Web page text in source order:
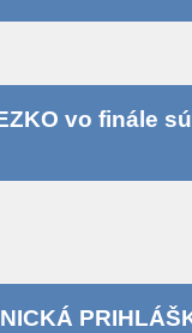
vo finále